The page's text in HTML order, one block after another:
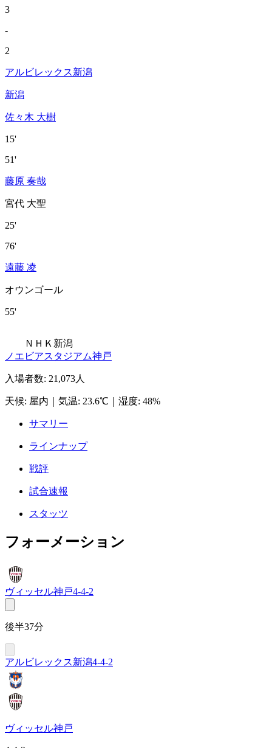
3
-
2
アルビレックス新潟
新潟
佐々木 大樹
15'
51'
藤原 奏哉
宮代 大聖
25'
76'
遠藤 凌
オウンゴール
55'
ＮＨＫ新潟
ノエビアスタジアム神戸
入場者数: 21,073人
天候: 屋内 気温: 23.6℃ 湿度: 48%
サマリー
ラインナップ
戦評
試合速報
スタッツ
フォーメーション
ヴィッセル神戸4-4-2
後半37分
アルビレックス新潟4-4-2
ヴィッセル神戸